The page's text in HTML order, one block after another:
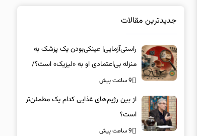
جدیدترین مقالات
راستی‌آزمایی| عینکی‌بودن یک پزشک به
منزله بی‌اعتمادی او به «لیزیک» است؟/
جراحان، چشم فرزندان خود را لیزیک
می‌کنند؟
9 ساعت پیش
از بین رژیم‌های غذایی کدام یک مطمئن‌تر
است؟‌
9 ساعت پیش